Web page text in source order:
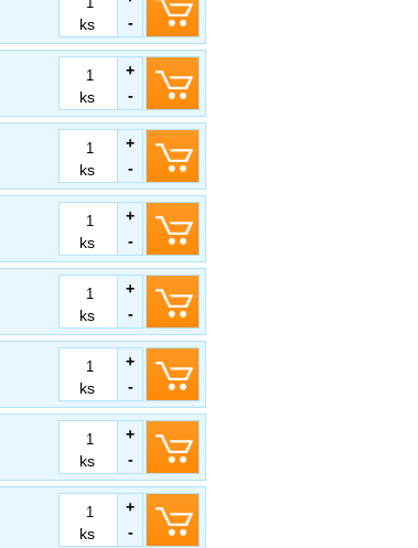
-
ks
-
ks
+
-
ks
+
-
ks
+
-
ks
+
-
ks
+
-
ks
+
-
ks
+